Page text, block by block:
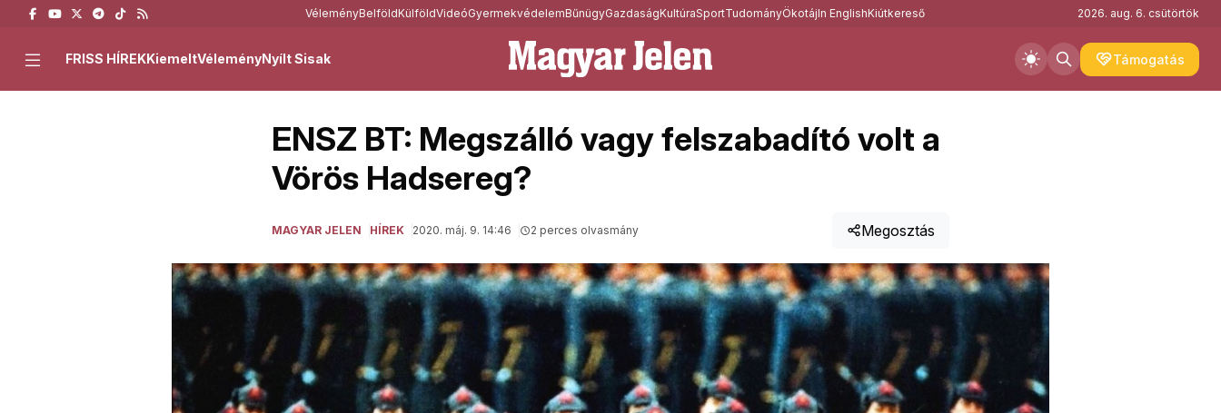
VéleményBelföldKülföldVideóGyermekvédelemBűnügyGazdaságKultúraSportTudományÖkotájIn EnglishKiútkereső 2026. aug. 6. csütörtök
Támogatás
FRISS HÍREKKiemeltVéleményNyílt Sisak
ENSZ BT: Megszálló vagy felszabadító volt a
Vörös Hadsereg?
MAGYAR JELEN HÍREK 2020. máj. 9. 14:46 2 perces olvasmány Megosztás